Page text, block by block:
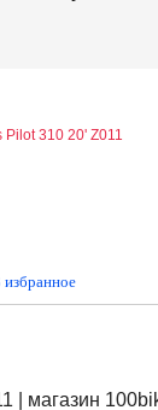
Pilot 310 20' Z011